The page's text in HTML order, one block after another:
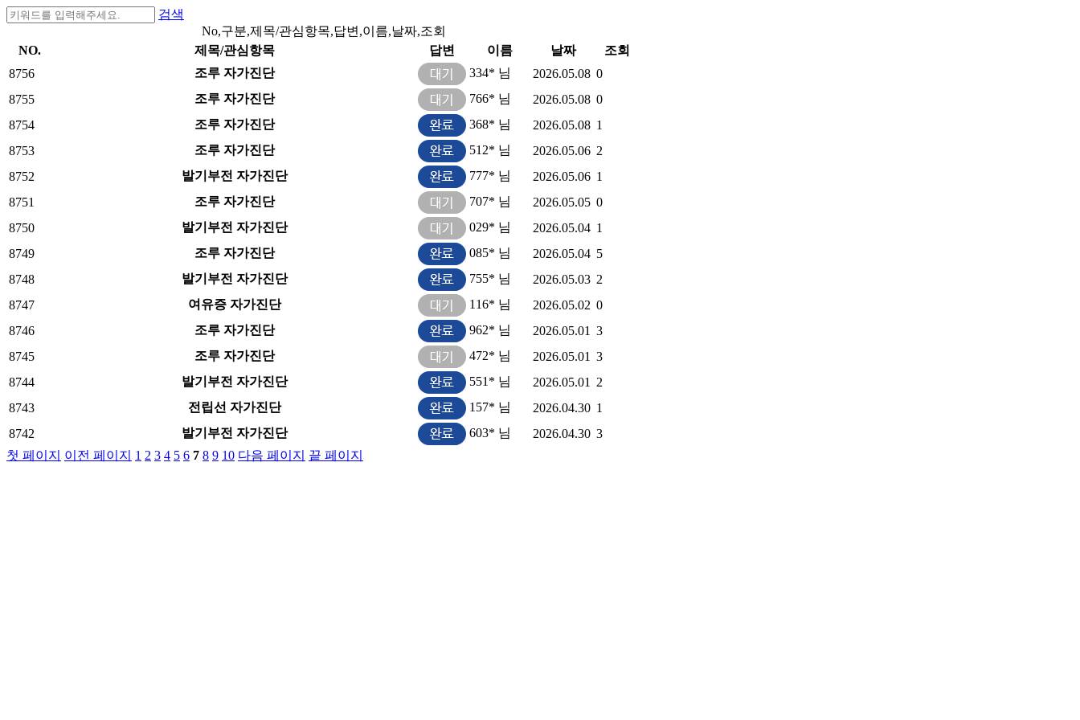
검색
No,구분,제목/관심항목,답변,이름,날짜,조회
NO.
제목/관심항목 답변 이름 날짜
조회
8756
조루 자가진단 334* 님 2026.05.08 0
8755
조루 자가진단 766* 님 2026.05.08 0
8754
조루 자가진단 368* 님 2026.05.08 1
8753
조루 자가진단 512* 님 2026.05.06 2
8752
발기부전 자가진단 777* 님 2026.05.06 1
8751
조루 자가진단 707* 님 2026.05.05 0
8750
발기부전 자가진단 029* 님 2026.05.04 1
8749
조루 자가진단 085* 님 2026.05.04 5
8748
발기부전 자가진단 755* 님 2026.05.03 2
8747
여유증 자가진단 116* 님 2026.05.02 0
8746
조루 자가진단 962* 님 2026.05.01 3
8745
조루 자가진단 472* 님 2026.05.01 3
8744
발기부전 자가진단 551* 님 2026.05.01
2
8743
전립선 자가진단 157* 님 2026.04.30 1
8742
발기부전 자가진단 603* 님 2026.04.30 3
첫 페이지
이전 페이지 1 2 3 4 5 6 7 8 9 10 다음 페이지 끝 페이지